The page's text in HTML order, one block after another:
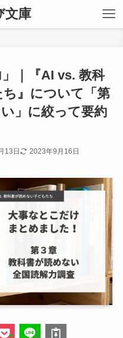
文庫
｜『AI vs. 教科
』について「第
」に絞って要約
13日 2023年9月16日